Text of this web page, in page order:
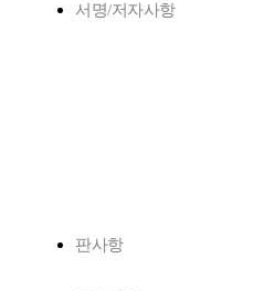
서명/저자사항
판사항